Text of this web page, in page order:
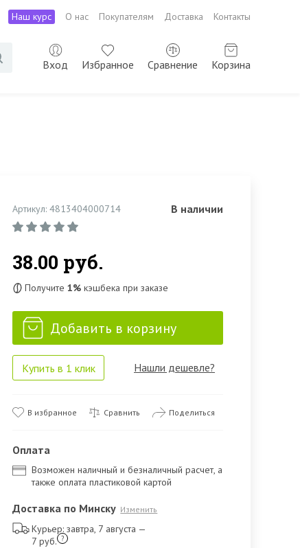
Наш курс О нас Покупателям Доставка Контакты
Вход Избранное Сравнение Корзина
Артикул: 4813404000714 В наличии
38.00 руб.
Получите1%кэшбека при заказе
Добавить в корзину
Купить в 1 клик Нашли дешевле?
В избранное Сравнить Поделиться
Оплата
Возможен наличный и безналичный расчет, а
также оплата пластиковой картой
Доставка по Минску Изменить
Курьер: завтра, 7 августа —
7 руб. ?